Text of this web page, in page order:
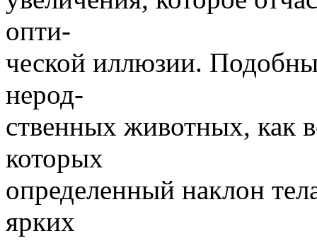
опти-
ческой иллюзии.
нерод-
ственных животных, как
которых
определенный наклон
ярких